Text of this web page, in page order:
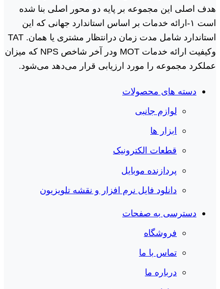
هدف اصلی این مجموعه بر پایه دو محور اصلی بنا شده
است ١-ارائه خدمات بر اساس استاندارد جهانی که این
استاندارد شامل مدت زمان درانتظار مشتری یا همان. TAT
وکیفیت ارائه خدمات MOT ودر آخر شاخص NPS که میزان
عملکرد مجموعه را مورد ارزیابی قرار می‌دهد می‌شود.
دسته های محصولات
لوازم جانبی
ابزار ها
قطعات الکترونیک
پردازنده موبایل
دانلود فایل نرم افزار و نقشه تلویزیون
دسترسی به صفحات
فروشگاه
تماس با ما
درباره ما